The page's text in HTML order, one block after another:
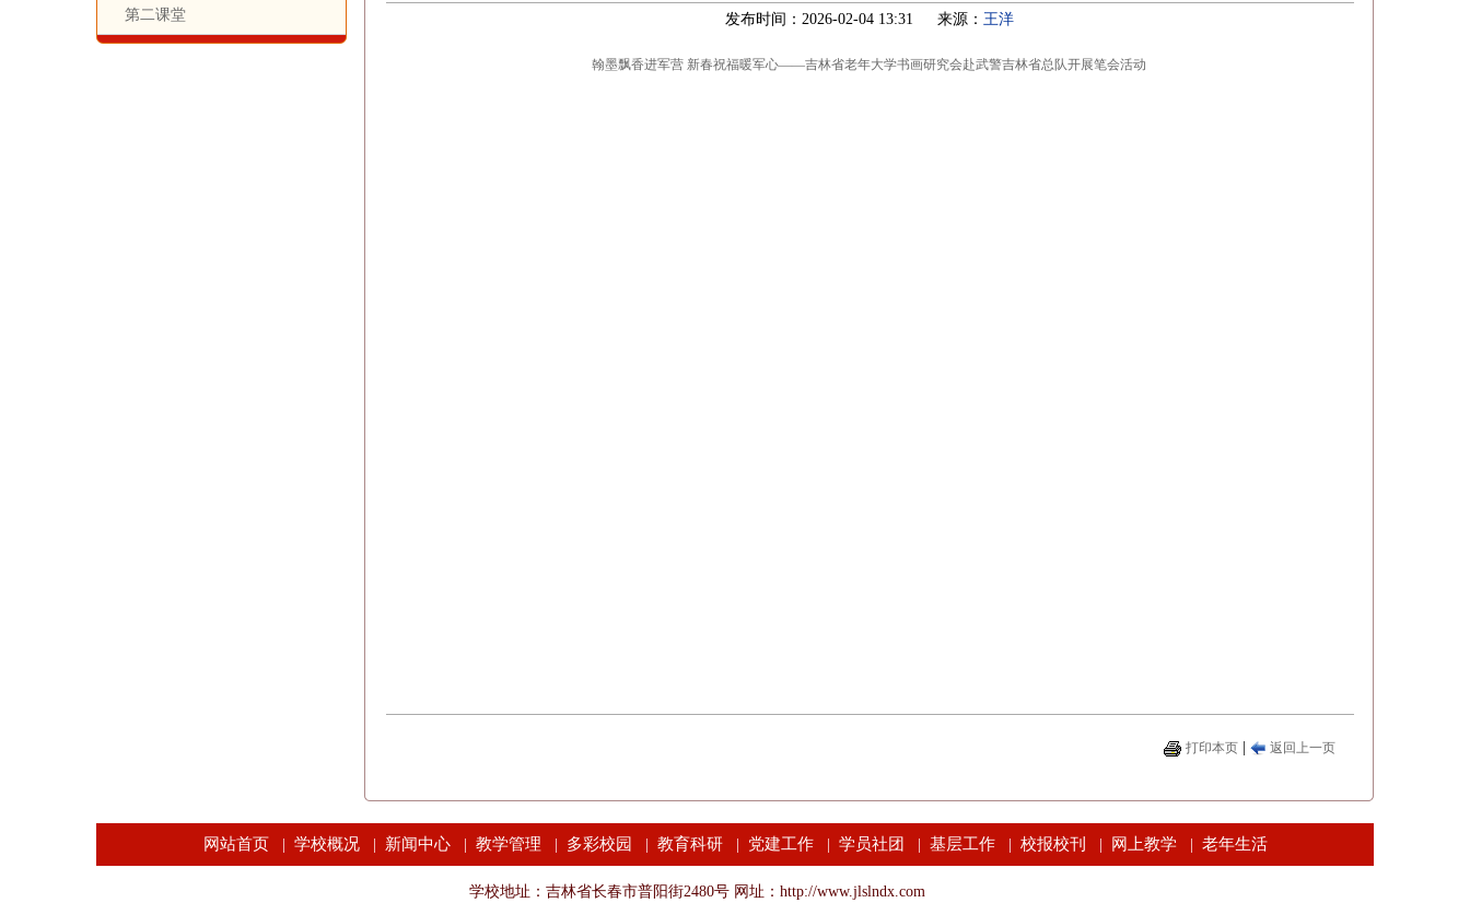
第二课堂 发布时间：2026-02-04 13:31 来源： 王洋
翰墨飘香进军营 新春祝福暖军心——吉林省老年大学书画研究会赴武警吉林省总队开展笔会活动
打印本页 返回上一页
网站首页 学校概况 新闻中心 教学管理 多彩校园 教育科研 党建工作 学员社团 基层工作 校报校刊 网上教学 老年生活
学校地址：吉林省长春市普阳街2480号 网址：http://www.jlslndx.com